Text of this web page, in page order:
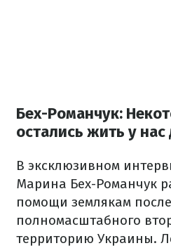
Бех-Романчук:
остались жить у
В эксклюзивном
Марина Бех-Романчук
помощи землякам после
полномасштабного
территорию Украины.